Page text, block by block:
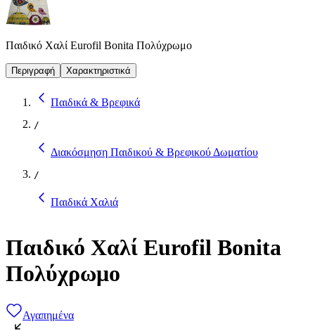
Παιδικό Χαλί Eurofil Bonita Πολύχρωμο
Περιγραφή Χαρακτηριστικά
Παιδικά & Βρεφικά
/
Διακόσμηση Παιδικού & Βρεφικού Δωματίου
/
Παιδικά Χαλιά
Παιδικό Χαλί Eurofil Bonita
Πολύχρωμο
Αγαπημένα